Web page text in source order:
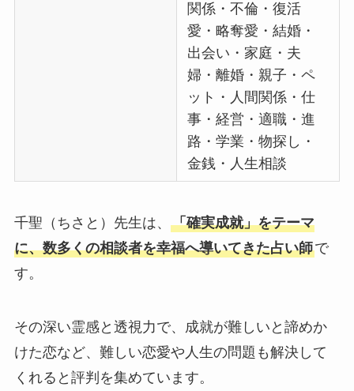
関係・不倫・復活
愛・略奪愛・結婚・
出会い・家庭・夫
婦・離婚・親子・ペ
ット・人間関係・仕
事・経営・適職・進
路・学業・物探し・
金銭・人生相談
千聖（ちさと）先生は、 「確実成就」をテーマ
に、数多くの相談者を幸福へ導いてきた占い師で
す。
その深い霊感と透視力で、成就が難しいと諦めか
けた恋など、難しい恋愛や人生の問題も解決して
くれると評判を集めています。